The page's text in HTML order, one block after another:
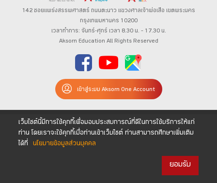
142 ซอยแพร่งสรรพศาสตร์ ถนนตะนาว แขวงศาลเจ้าพ่อเสือ เขตพระนคร
กรุงเทพมหานคร 10200
เวลาทำการ: จันทร์-ศุกร์ เวลา 8.30 น. – 17.30 น.
Aksorn Education All Rights Reserved
เข้าสู่ระบบ Aksorn One Account
เว็บไซต์นี้มีการใช้คุกกี้เพื่อมอบประสบการณ์ที่ดีในการใช้บริการให้แก่
ท่าน โดยเราจะใช้คุกกี้เมื่อท่านเข้าเว็บไซต์ ท่านสามารถศึกษาเพิ่มเติม
ได้ที่
นโยบายข้อมูลส่วนบุคคล
ยอมรับ